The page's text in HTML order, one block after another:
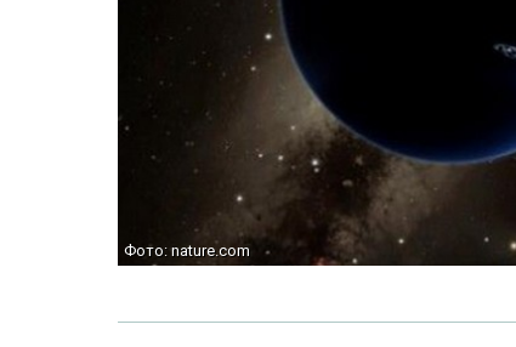
Фото: nature.com